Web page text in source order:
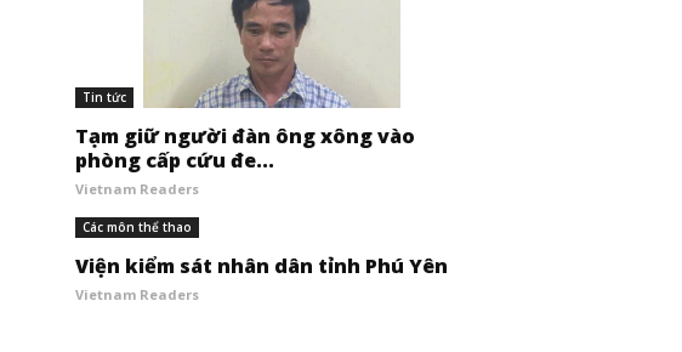
Tin tức
Tạm giữ người đàn ông xông vào
phòng cấp cứu đe...
Vietnam Readers
Các môn thể thao
Viện kiểm sát nhân dân tỉnh Phú Yên
Vietnam Readers